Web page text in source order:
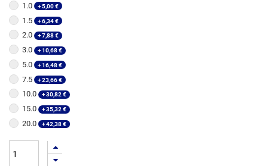
1.0 +5,00€
1.5 +6,34€
2.0 +7,88€
3.0 +10,68€
5.0 +16,48€
7.5 +23,66€
10.0 +30,82€
15.0 +35,32€
20.0 +42,38€